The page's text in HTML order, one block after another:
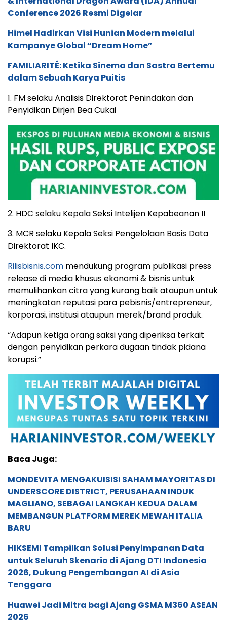
Conference 2026 Resmi Digelar
Himel Hadirkan Visi Hunian Modern melalui
Kampanye Global “Dream Home”
FAMILIARITÉ: Ketika Sinema dan Sastra Bertemu
dalam Sebuah Karya Puitis
1. FM selaku Analisis Direktorat Penindakan dan
Penyidikan Dirjen Bea Cukai
2. HDC selaku Kepala Seksi Intelijen Kepabeanan II
3. MCR selaku Kepala Seksi Pengelolaan Basis Data
Direktorat IKC.
Rilisbisnis.com mendukung program publikasi press
release di media khusus ekonomi & bisnis untuk
memulihankan citra yang kurang baik ataupun untuk
meningkatan reputasi para pebisnis/entrepreneur,
korporasi, institusi ataupun merek/brand produk.
“Adapun ketiga orang saksi yang diperiksa terkait
dengan penyidikan perkara dugaan tindak pidana
korupsi.”
Baca Juga:
MONDEVITA MENGAKUISISI SAHAM MAYORITAS DI
UNDERSCORE DISTRICT, PERUSAHAAN INDUK
MAGLIANO, SEBAGAI LANGKAH KEDUA DALAM
MEMBANGUN PLATFORM MEREK MEWAH ITALIA
BARU
HIKSEMI Tampilkan Solusi Penyimpanan Data
untuk Seluruh Skenario di Ajang DTI Indonesia
2026, Dukung Pengembangan AI di Asia
Tenggara
Huawei Jadi Mitra bagi Ajang GSMA M360 ASEAN
2026